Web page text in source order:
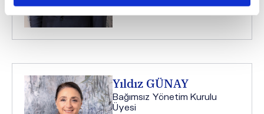
Yıldız GÜNAY
Bağımsız Yönetim Kurulu
Üyesi